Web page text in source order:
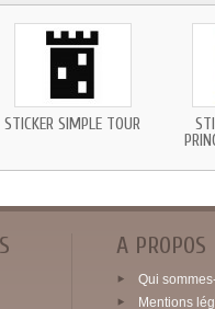
STICKER SIMPLE TOUR
A PROPOS
Qui
Mentions